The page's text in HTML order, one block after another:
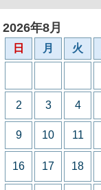
2026年8月
日 月 火
2 3 4
9 10 11
16 17 18